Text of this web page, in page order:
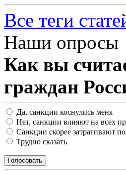
Все теги
Наши опросы
Как вы
граждан
Да, санкции коснулись меня
Нет, санкции влияют на всех
Санкции скорее затрагивают
Трудно сказать